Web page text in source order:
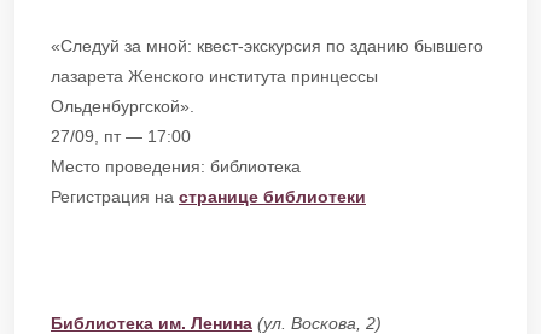
«Следуй за мной: квест-экскурсия по зданию бывшего
лазарета Женского института принцессы
Ольденбургской».
27/09, пт — 17:00
Место проведения: библиотека
Регистрация на странице библиотеки
Библиотека им. Ленина (ул. Воскова, 2)